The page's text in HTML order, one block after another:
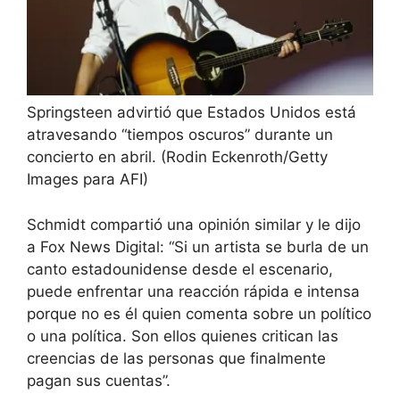
Springsteen advirtió que Estados Unidos está
atravesando “tiempos oscuros” durante un
concierto en abril. (Rodin Eckenroth/Getty
Images para AFI)
Schmidt compartió una opinión similar y le dijo
a Fox News Digital: “Si un artista se burla de un
canto estadounidense desde el escenario,
puede enfrentar una reacción rápida e intensa
porque no es él quien comenta sobre un político
o una política. Son ellos quienes critican las
creencias de las personas que finalmente
pagan sus cuentas”.